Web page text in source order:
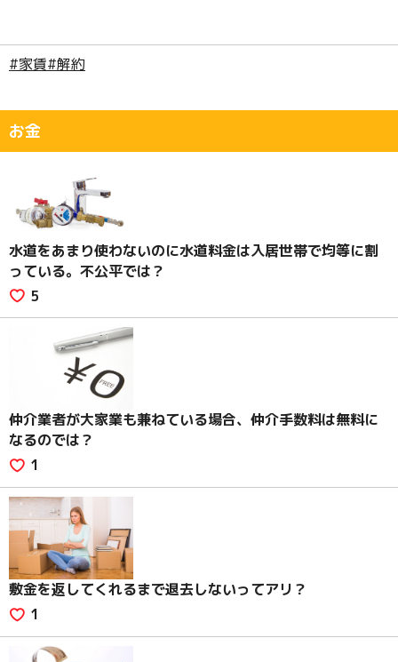
#家賃#解約
お金
水道をあまり使わないのに水道料金は入居世帯で均等に割
っている。不公平では？
5
仲介業者が大家業も兼ねている場合、仲介手数料は無料に
なるのでは？
1
敷金を返してくれるまで退去しないってアリ？
1